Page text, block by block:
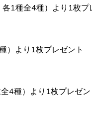
1種全4種）より1枚プ
）より1枚プレゼント
4種）より1枚プレゼン